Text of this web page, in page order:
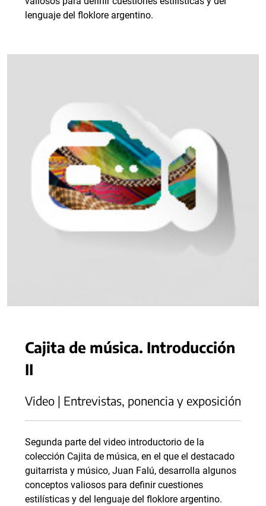
lenguaje del floklore argentino.
Cajita de música. Introducción
II
Video | Entrevistas, ponencia y exposición
Segunda parte del video introductorio de la
colección Cajita de música, en el que el destacado
guitarrista y músico, Juan Falú, desarrolla algunos
conceptos valiosos para definir cuestiones
estilísticas y del lenguaje del floklore argentino.